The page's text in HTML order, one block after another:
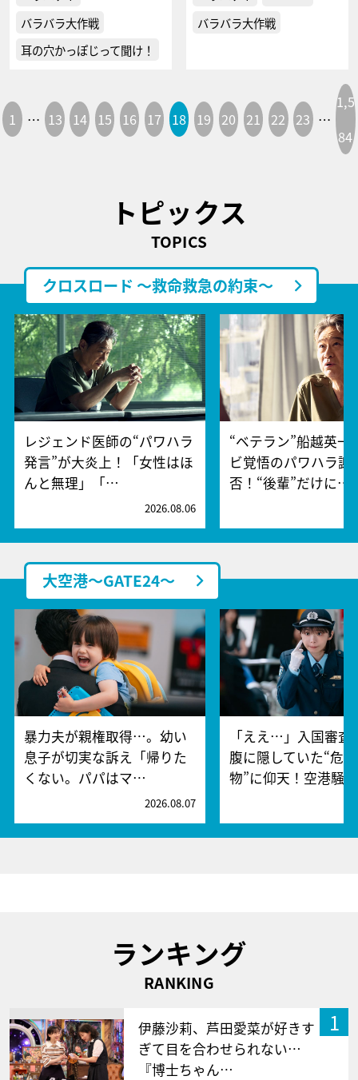
バラバラ大作戦
耳の穴かっぽじって聞け！
バラバラ大作戦
1 … 13 14 15 16 17 18 19 20 21 22 23 …
1,5
84
トピックス
TOPICS
クロスロード ～救命救急の約束～
レジェンド医師の“パワハラ
発言”が大炎上！「女性はほ
んと無理」「…
2026.08.06
“ベテラン”船越英一
ビ覚悟のパワハラ謝
否！“後輩”だけに…
大空港～GATE24～
暴力夫が親権取得…。幼い
息子が切実な訴え「帰りた
くない。パパはマ…
2026.08.07
「ええ…」入国審査
腹に隠していた“危
物”に仰天！空港騒
ランキング
RANKING
1
伊藤沙莉、芦田愛菜が好きす
ぎて目を合わせられない…
『博士ちゃん…